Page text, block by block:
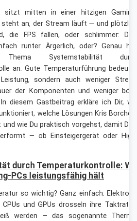
sitzt mitten in einer hitzigen
steht an, der Stream läuft — und
die FPS fallen, oder schlimmer:
runter. Ärgerlich, oder? Genau
Systemstabilität
an. Gute Temperaturführung
sondern auch weniger
der Komponenten und weniger
diesem Gastbeitrag erkläre ich Dir,
welche Lösungen Kris
und wie Du praktisch vorgehst, damit
— ob Einsteigergerät oder
durch Temperaturkontrolle:
PCs leistungsfähig hält
so wichtig? Ganz einfach:
und GPUs drosseln ihre
werden — das sogenannte